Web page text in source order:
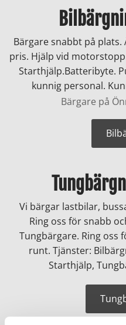
Bärgare snabbt på
pris. Hjälp vid
Starthjälp.Batteribyte.
kunnig personal.
Bärgare på
Vi bärgar lastbilar,
Ring oss för snabb
Tungbärgare. Ring oss
runt. Tjänster:
Starthjälp,